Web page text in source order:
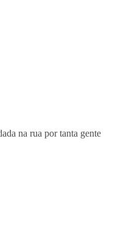
na rua por tanta gente